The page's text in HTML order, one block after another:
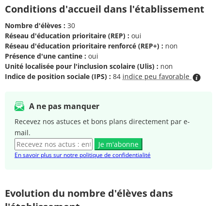
Conditions d'accueil dans l'établissement
Nombre d'élèves : 30
Réseau d'éducation prioritaire (REP) : oui
Réseau d'éducation prioritaire renforcé (REP+) : non
Présence d'une cantine : oui
Unité localisée pour l'inclusion scolaire (Ulis) : non
Indice de position sociale (IPS) : 84 indice peu favorable
A ne pas manquer
Recevez nos astuces et bons plans directement par e-
mail.
Je m'abonne
En savoir plus sur notre politique de confidentialité
Evolution du nombre d'élèves dans